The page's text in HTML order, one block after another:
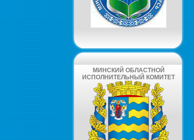
МИНСКИЙ ОБЛАСТНОЙ
ИСПОЛНИТЕЛЬНЫЙ КОМИТЕТ